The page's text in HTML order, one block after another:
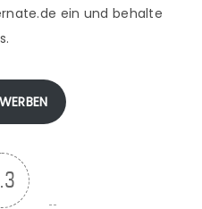
ein und behalte